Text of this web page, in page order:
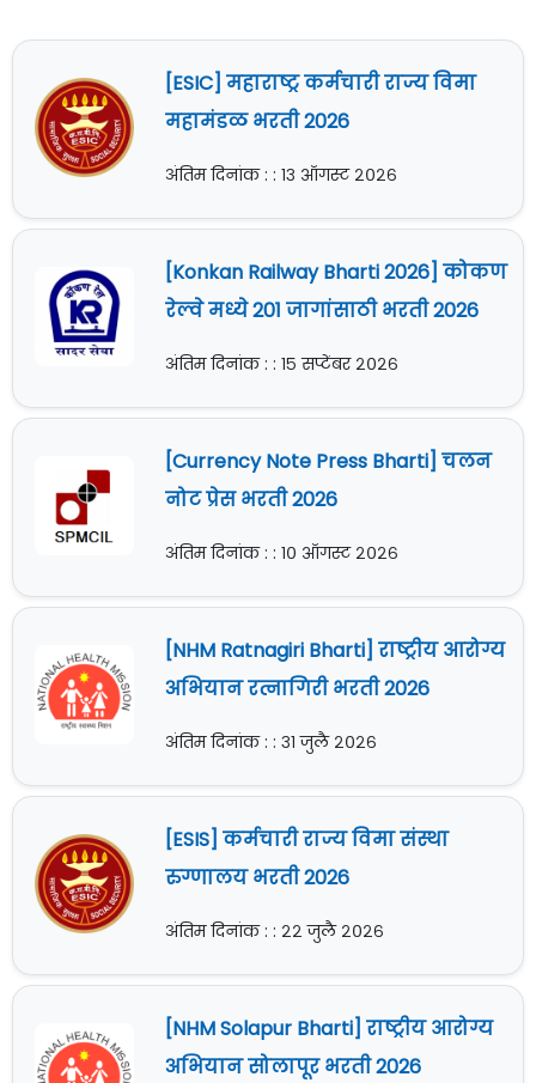
[ESIC] महाराष्ट्र कर्मचारी राज्य विमा
महामंडळ भरती 2026
अंतिम दिनांक : : १३ ऑगस्ट २०२६
[Konkan Railway Bharti 2026] कोकण
रेल्वे मध्ये 201 जागांसाठी भरती 2026
अंतिम दिनांक : : १५ सप्टेंबर २०२६
[Currency Note Press Bharti] चलन
नोट प्रेस भरती 2026
अंतिम दिनांक : : १० ऑगस्ट २०२६
[NHM Ratnagiri Bharti] राष्ट्रीय आरोग्य
अभियान रत्नागिरी भरती 2026
अंतिम दिनांक : : ३१ जुलै २०२६
[ESIS] कर्मचारी राज्य विमा संस्था
रुग्णालय भरती 2026
अंतिम दिनांक : : २२ जुलै २०२६
[NHM Solapur Bharti] राष्ट्रीय आरोग्य
अभियान सोलापूर भरती 2026